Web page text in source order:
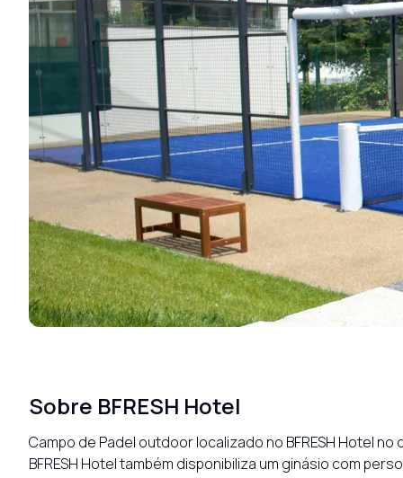
Sobre BFRESH Hotel
Campo de Padel outdoor localizado no BFRESH Hotel no
BFRESH Hotel também disponibiliza um ginásio com